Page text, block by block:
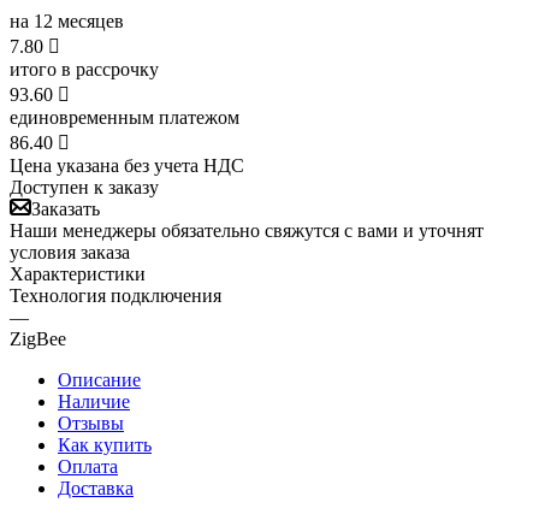
на 12 месяцев
7.80 
итого в рассрочку
93.60 
единовременным платежом
86.40 
Цена указана без учета НДС
Доступен к заказу
Заказать
Наши менеджеры обязательно свяжутся с вами и уточнят
условия заказа
Характеристики
Технология подключения
—
ZigBee
Описание
Наличие
Отзывы
Как купить
Оплата
Доставка